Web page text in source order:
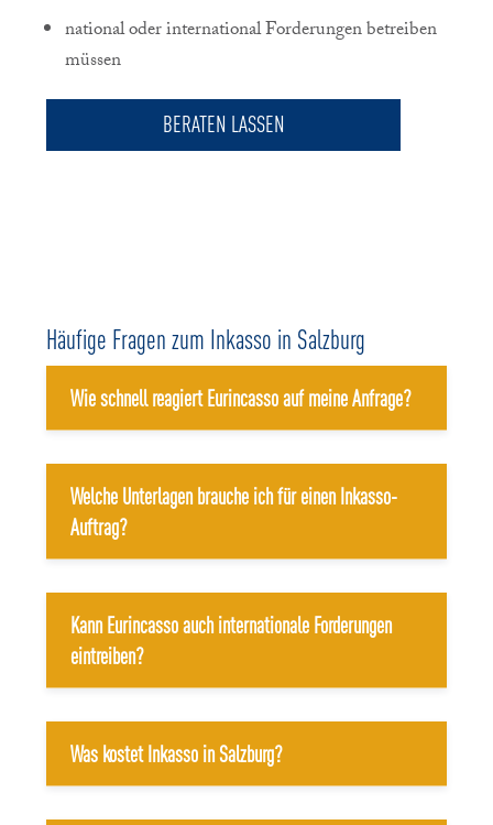
national oder international Forderungen betreiben
müssen
BERATEN LASSEN
Häufige Fragen zum Inkasso in Salzburg
Wie schnell reagiert Eurincasso auf meine Anfrage?
Welche Unterlagen brauche ich für einen Inkasso-
Auftrag?
Kann Eurincasso auch internationale Forderungen
eintreiben?
Was kostet Inkasso in Salzburg?